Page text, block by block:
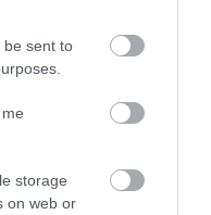
be sent to
storage
on web or
ESZKÖZÖK